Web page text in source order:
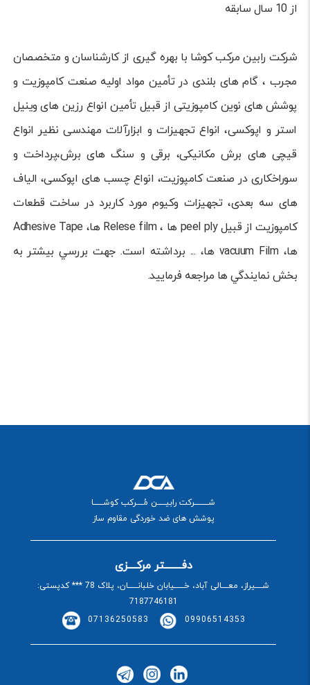
از 10 سال سابقه
شرکت رابین مرکب کوشا با بهره گیری از کارشناسان و متخصصان
مجرب ، گام های بلندی در تأمین مواد اولیه صنعت کامپوزیت و
پوشش های نوین کامپوزیتی از قبیل تأمین انواع رزین های وینیل
استر و اپوکسی، انواع تجهیزات و ابزارآلات مهندسی نظیر انواع
قیچی­ های برش مکانیکی، برقی و سنگ های برش،پرداخت و
سوراخکاری در صنعت کامپوزیت، انواع چسب ­های اپوکسی، الیاف
­های سه­ بعدی، تجهیزات وکیوم مورد کاربرد در ساخت قطعات
کامپوزیت از قبیل peel ply ها ، Relese film ها، Adhesive Tape
ها، vacuum Film ها، ... برداشته است. جهت بررسي بيشتر به
بخش نمايندگي­ ها مراجعه فرماييد.
شــــــــــرکت رابیــــــن مُـــــرکب کوشـــــــا
پوشش های ضد خوردگی مقاوم ساز
دفــــــــتر مرکــــزی
شـــــیراز، معـــــالی آباد، خـــــــیابان خلبانـــــــان، پلاک 78 *** کدپستی:
7187746181
07136250583
09906514353